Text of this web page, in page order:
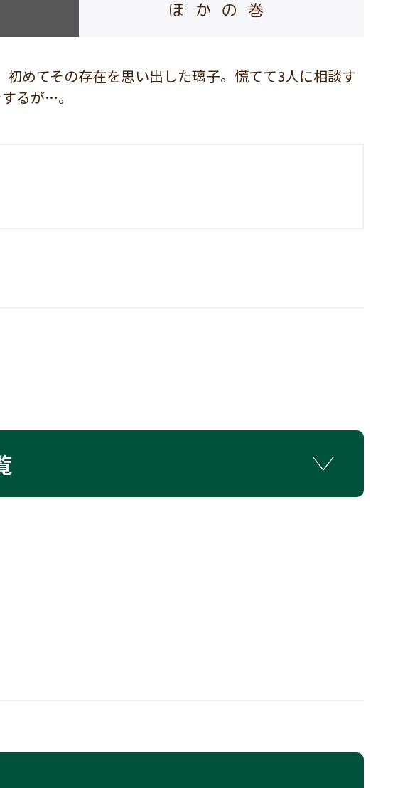
ほかの巻
めてその存在を思い出した璃子。慌てて3人に相談す
るが…。